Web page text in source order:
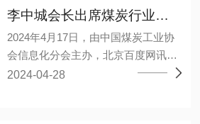
杰、邓德献、巩鸿宾、任杰、许爱
军、孙亚波、孙江龙、李小勤、林敬
淳、杨宏丰、杨德意、连永军、肖海
艳、吴永干、吴雪峰、张维、张小
波、陈邦茂、陈建停、武永强、金
合作的意见建议。 李中城指出，企业
通过推动大数据、人工智能等新兴技
术与产业深度融合、数字经济和实体
李中城会长出席煤炭行业大模型应用研讨会
2024年4月17日，由中国煤炭工业协
会信息化分会主办，北京百度网讯科
技有限公司承办的煤炭行业大模型应
2024-04-28